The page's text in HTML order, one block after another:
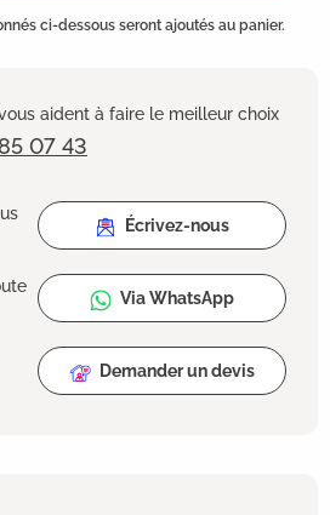
ci-dessous seront ajoutés au panier.
aident à faire le meilleur choix
07 43
Écrivez-nous
Via WhatsApp
Demander un devis